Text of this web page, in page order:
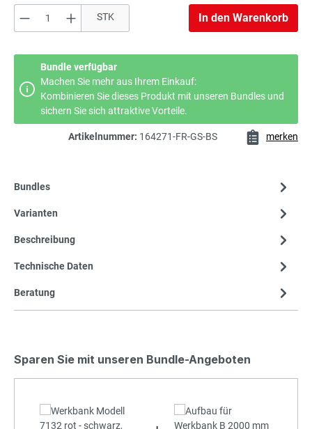
Produkt Anzahl: Gib den gewünschten
STK In den Warenkorb
Bundle verfügbar
Machen Sie mehr aus Ihrem Einkauf:
Kombinieren Sie dieses Produkt mit unseren Bundles und
sichern Sie sich attraktive Vorteile.
Artikelnummer: 164271-FR-GS-BS merken
Bundles
Varianten
Beschreibung
Technische Daten
Beratung
Sparen Sie mit unseren Bundle-Angeboten